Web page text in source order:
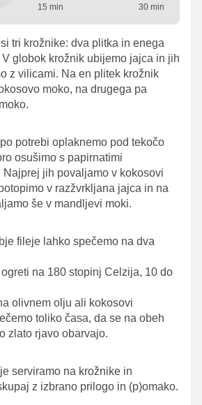
15 min
30 min
tri krožnike: dva plitka in enega
globok krožnik ubijemo jajca in jih
z vilicami. Na en plitek krožnik
moko, na drugega pa
potrebi oplaknemo pod tekočo
osušimo s papirnatimi
Najprej jih povaljamo v kokosovi
v razžvrkljana jajca in na
še v mandljevi moki.
fileje lahko spečemo na dva
na 180 stopinj Celzija, 10 do
olivnem olju ali kokosovi
toliko časa, da se na obeh
zlato rjavo obarvajo.
serviramo na krožnike in
z izbrano prilogo in (p)omako.